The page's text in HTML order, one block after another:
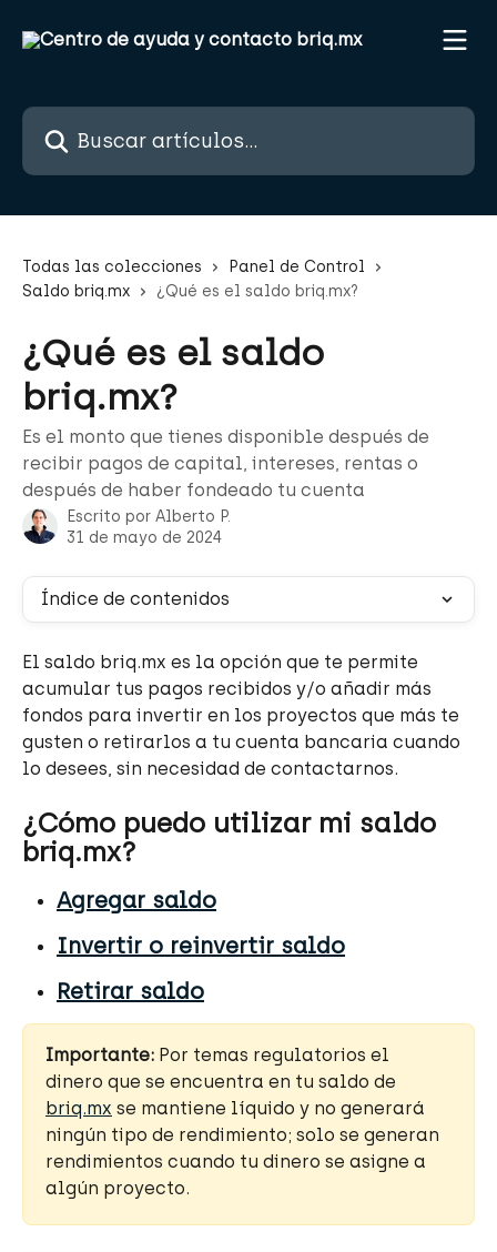
Buscar artículos...
Todas las colecciones
Panel de Control
Saldo briq.mx
¿Qué es el saldo briq.mx?
¿Qué es el saldo
briq.mx?
Es el monto que tienes disponible después de
recibir pagos de capital, intereses, rentas o
después de haber fondeado tu cuenta
Escrito por Alberto P.
31 de mayo de 2024
Índice de contenidos
El saldo briq.mx es la opción que te permite
acumular tus pagos recibidos y/o añadir más
fondos para invertir en los proyectos que más te
gusten o retirarlos a tu cuenta bancaria cuando
lo desees, sin necesidad de contactarnos.
¿Cómo puedo utilizar mi saldo
briq.mx?
Agregar saldo
Invertir o reinvertir saldo
Retirar saldo
Importante: ﻿Por temas regulatorios el
dinero que se encuentra en tu saldo de
briq.mx se mantiene líquido y no generará
ningún tipo de rendimiento; solo se generan
rendimientos cuando tu dinero se asigne a
algún proyecto.